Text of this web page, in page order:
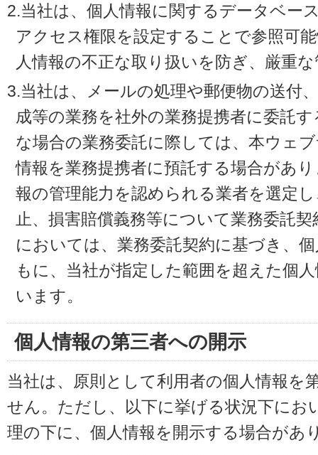
2.当社は、個人情報に関するデータベー
アクセス権限を設定することで参照可
人情報の不正な取り扱いを防ぎ、厳重
3.当社は、メールの処理や郵便物の送付
成等の業務を社外の業務提携者に委託
な場合の業務委託に際しては、本ウェ
情報を業務提携者に預託する場合があ
報の管理能力を認められる業者を選定
止、損害賠償義務等について業務委託
においては、業務委託契約に基づき、
もに、当社が指定した範囲を超えた個
います。
個人情報の第三者への開示
当社は、原則として利用者の個人情報を
せん。ただし、以下に挙げる状況下にお
理の下に、個人情報を開示する場合があ